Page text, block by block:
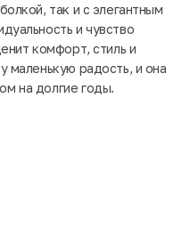
так и с элегантным
и чувство
комфорт, стиль и
маленькую радость, и она
на долгие годы.